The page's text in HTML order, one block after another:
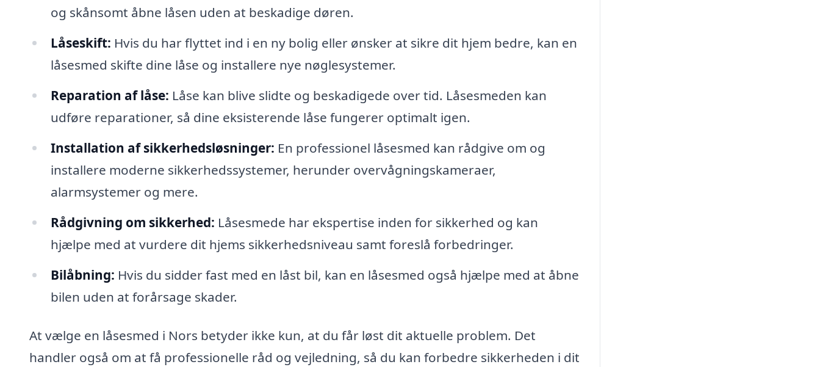
og skånsomt åbne låsen uden at beskadige døren.
Låseskift: Hvis du har flyttet ind i en ny bolig eller ønsker at sikre dit hjem bedre, kan en
låsesmed skifte dine låse og installere nye nøglesystemer.
Reparation af låse: Låse kan blive slidte og beskadigede over tid. Låsesmeden kan
udføre reparationer, så dine eksisterende låse fungerer optimalt igen.
Installation af sikkerhedsløsninger: En professionel låsesmed kan rådgive om og
installere moderne sikkerhedssystemer, herunder overvågningskameraer,
alarmsystemer og mere.
Rådgivning om sikkerhed: Låsesmede har ekspertise inden for sikkerhed og kan
hjælpe med at vurdere dit hjems sikkerhedsniveau samt foreslå forbedringer.
Bilåbning: Hvis du sidder fast med en låst bil, kan en låsesmed også hjælpe med at åbne
bilen uden at forårsage skader.
At vælge en låsesmed i Nors betyder ikke kun, at du får løst dit aktuelle problem. Det
handler også om at få professionelle råd og vejledning, så du kan forbedre sikkerheden i dit